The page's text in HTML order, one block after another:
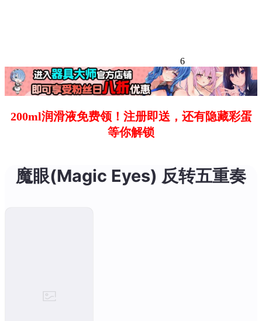
6
200ml润滑液免费领！注册即送，还有隐藏彩蛋
等你解锁
魔眼(Magic Eyes) 反转五重奏